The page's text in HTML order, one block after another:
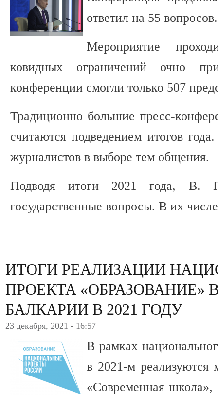
ответил на 55 вопросов.
Мероприятие
ковидных ограничений очно
конференции смогли только 507
Традиционно большие пресс-
считаются подведением итогов
журналистов в выборе тем общения.
Подводя итоги 2021 года, В.
государственные вопросы. В их
ИТОГИ РЕАЛИЗАЦИИ
ПРОЕКТА «ОБРАЗОВАНИЕ»
БАЛКАРИИ В 2021 ГОДУ
23 декабря, 2021 - 16:57
В рамках
в 2021-м реализуются
«Современная школа»,